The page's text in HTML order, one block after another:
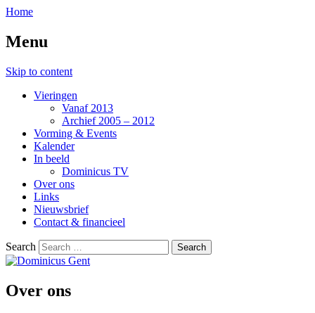
Home
Menu
Skip to content
Vieringen
Vanaf 2013
Archief 2005 – 2012
Vorming & Events
Kalender
In beeld
Dominicus TV
Over ons
Links
Nieuwsbrief
Contact & financieel
Search
Dominicus Gent
Over ons